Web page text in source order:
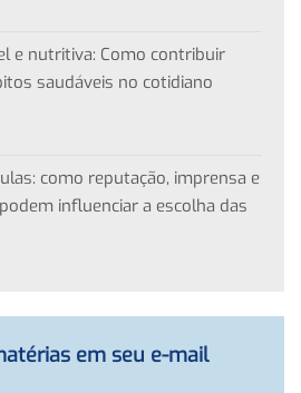
e nutritiva: Como contribuir
saudáveis no cotidiano
como reputação, imprensa e
influenciar a escolha das
em seu e-mail